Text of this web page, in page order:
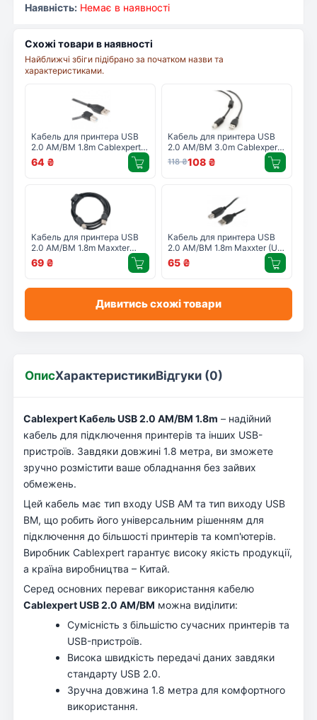
Наявність: Немає в наявності
Схожі товари в наявності
Найближчі збіги підібрано за початком назви та
характеристиками.
Кабель для принтера USB
2.0 AM/BM 1.8m Cablexpert
(CCP-USB2-AMBM90-6)
64 ₴
Кабель для принтера USB
2.0 AM/BM 3.0m Cablexpert
(CCF-USB2-AMBM-10)
118₴108 ₴
Кабель для принтера USB
2.0 AM/BM 1.8m Maxxter
(UF-AMBM-6)
69 ₴
Кабель для принтера USB
2.0 AM/BM 1.8m Maxxter (U-
AMBM-6)
65 ₴
Дивитись схожі товари
ОписХарактеристикиВідгуки (0)
Cablexpert Кабель USB 2.0 AM/BM 1.8m – надійний
кабель для підключення принтерів та інших USB-
пристроїв. Завдяки довжині 1.8 метра, ви зможете
зручно розмістити ваше обладнання без зайвих
обмежень.
Цей кабель має тип входу USB AM та тип виходу USB
BM, що робить його універсальним рішенням для
підключення до більшості принтерів та комп'ютерів.
Виробник Cablexpert гарантує високу якість продукції,
а країна виробництва – Китай.
Серед основних переваг використання кабелю
Cablexpert USB 2.0 AM/BM можна виділити:
Сумісність з більшістю сучасних принтерів та
USB-пристроїв.
Висока швидкість передачі даних завдяки
стандарту USB 2.0.
Зручна довжина 1.8 метра для комфортного
використання.